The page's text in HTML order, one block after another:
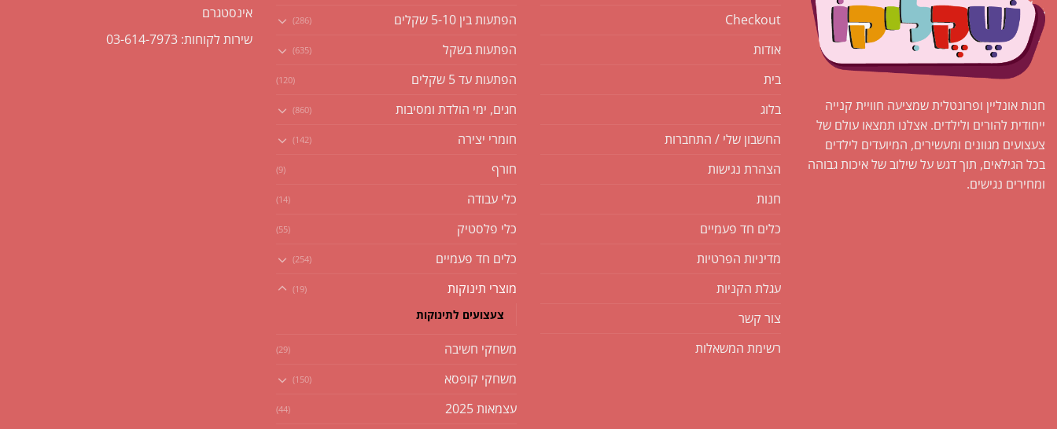
חנות אונליין ופרונטלית שמציעה חוויית קנייה
ייחודית להורים ולילדים. אצלנו תמצאו עולם של
צעצועים מגוונים ומעשירים, המיועדים לילדים
בכל הגילאים, תוך דגש על שילוב של איכות גבוהה
ומחירים נגישים.
Checkout
אודות
בית
בלוג
החשבון שלי / התחברות
הצהרת נגישות
חנות
כלים חד פעמיים
מדיניות הפרטיות
עגלת הקניות
צור קשר
רשימת המשאלות
הפתעות בין 5-10 שקלים (286)
הפתעות בשקל (635)
הפתעות עד 5 שקלים (120)
חגים, ימי הולדת ומסיבות (860)
חומרי יצירה (142)
חורף (9)
כלי עבודה (14)
כלי פלסטיק (55)
כלים חד פעמיים (254)
מוצרי תינוקות (19)
צעצועים לתינוקות
משחקי חשיבה (29)
משחקי קופסא (150)
עצמאות 2025 (44)
אינסטגרם
שירות לקוחות: 03-614-7973